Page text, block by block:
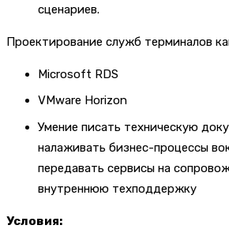
сценариев.
Проектирование служб терминалов
Microsoft RDS
VMware Horizon
Умение писать техническую
налаживать бизнес-процессы
передавать сервисы на
внутреннюю техподдержку
Условия: